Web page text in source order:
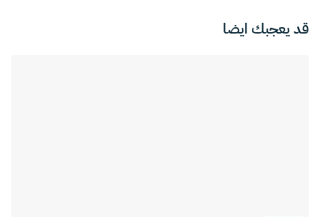
قد يعجبك ايضا